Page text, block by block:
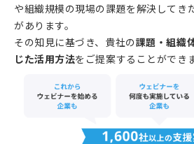
や組織規模の現場の課題を解決してき
があります。
その知見に基づき、貴社の課題・組織
じた活用方法をご提案することができ